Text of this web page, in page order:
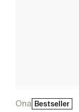
Ona Bestseller